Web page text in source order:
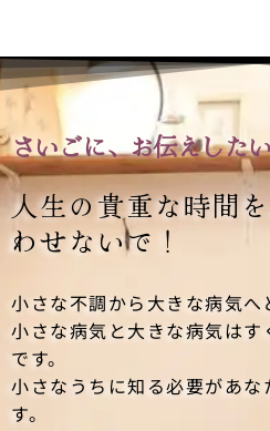
さいごに、お伝えした
人生の貴重な時間
わせないで！
小さな不調から大きな病気へ
小さな病気と大きな病気は
です。
小さなうちに知る必要があな
す。